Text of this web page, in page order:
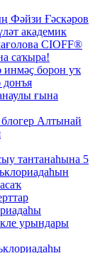
Фәйзи Ғәскәров
академик
CIOFF®
саҡыра!
инмәҫ борон уҡ
донъя
ғына
Алтынай
тантанаһына 5
урындары